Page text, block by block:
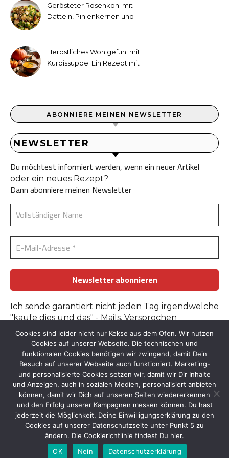
Gerösteter Rosenkohl mit
Datteln, Pinienkernen und
Herbstliches Wohlgefühl mit
Kürbissuppe: Ein Rezept mit
ABONNIERE MEINEN NEWSLETTER
NEWSLETTER
Du möchtest informiert werden, wenn ein neuer Artikel
oder ein neues Rezept?
Dann abonniere meinen Newsletter
Ich sende garantiert nicht jeden Tag irgendwelche
"kaufe dies und das" - Mails. Versprochen
Erfahre mehr in der Datenschutzerklärung.
Kontakt :: Bildnachweise ::Datenschutz
Impressum
© 2026 by Tante-Iris.de
Graceful Theme byOptima Themes
Cookies sind leider nicht nur Kekse aus dem Ofen. Wir nutzen
Cookies auf unserer Webseite. Die technischen und
funktionalen Cookies benötigen wir zwingend, damit Dein
Besuch auf unserer Webseite auch funktioniert. Marketing-
und personalisierte Cookies setzen wir, damit wir Dir Inhalte
und Anzeigen, auch in sozialen Medien, personalisiert anbieten
können, damit wir Dich auf unseren Seiten wiedererkennen
und den Erfolg unserer Kampagnen messen können. Du hast
jederzeit die Möglichkeit, Deine Einwilligungserklärung zu den
Cookies auf unserer Datenschutzseite unter Punkt 5 zu
ändern. Die Cookierichtlinie findest Du hier.
OK
Nein Datenschutzerklärung